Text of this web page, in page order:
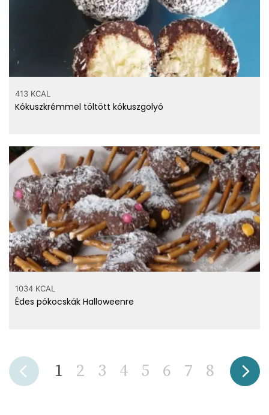
413 KCAL
Kókuszkrémmel töltött kókuszgolyó
1034 KCAL
Édes pókocskák Halloweenre
1 2 3 4 5 6 7 8